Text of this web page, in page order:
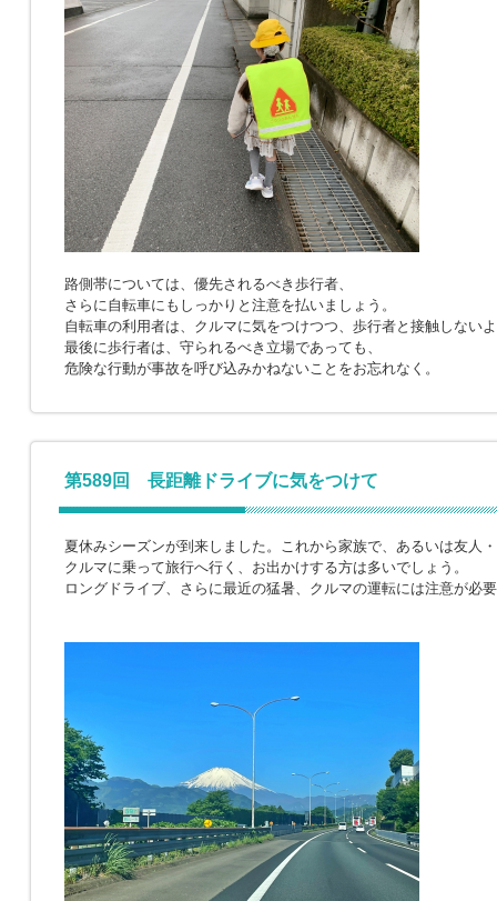
路側帯については、優先されるべき歩行者、
さらに自転車にもしっかりと注意を払いましょう。
自転車の利用者は、クルマに気をつけつつ、歩行者と接触しない
最後に歩行者は、守られるべき立場であっても、
危険な行動が事故を呼び込みかねないことをお忘れなく。
第589回 長距離ドライブに気をつけて
夏休みシーズンが到来しました。これから家族で、あるいは友人
クルマに乗って旅行へ行く、お出かけする方は多いでしょう。
ロングドライブ、さらに最近の猛暑、クルマの運転には注意が必